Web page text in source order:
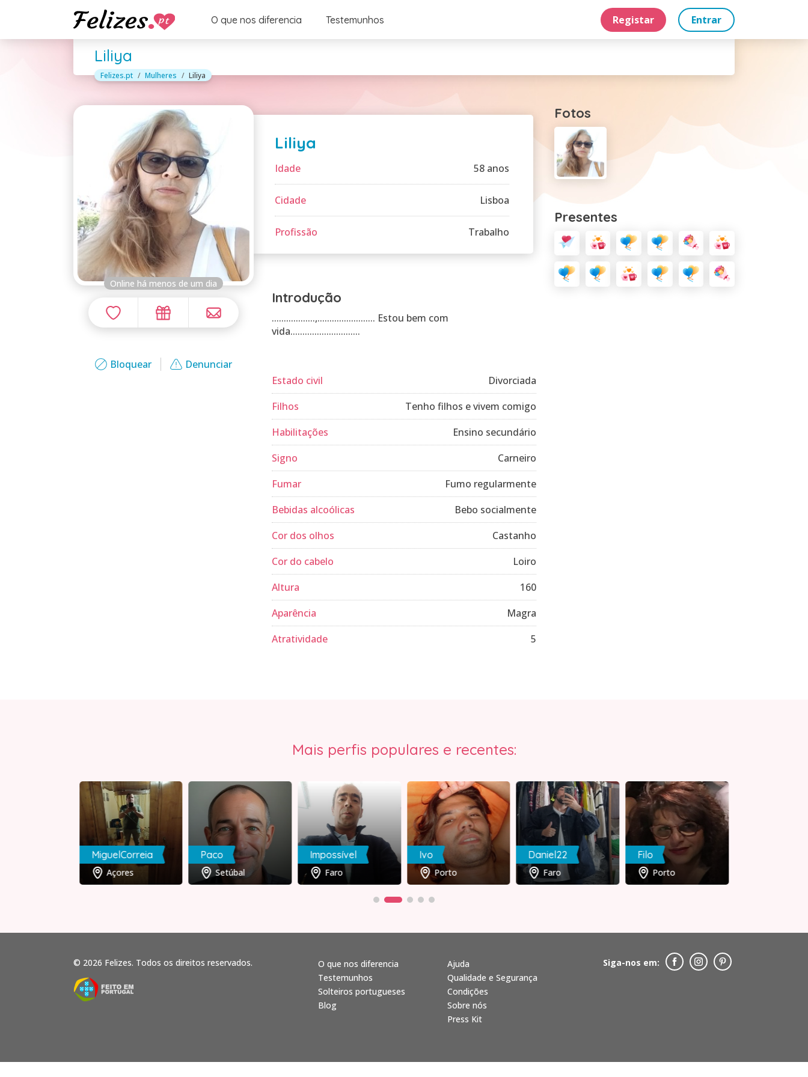
O que nos diferencia Testemunhos Registar Entrar
Liliya
Felizes.pt Mulheres Liliya
Online há menos de um dia
Bloquear Denunciar
Liliya
Idade 58 anos
Cidade Lisboa
Profissão Trabalho
Introdução
..................,........................ Estou bem com
vida.............................
Estado civil
Divorciada
Filhos
Tenho filhos e vivem comigo
Habilitações
Ensino secundário
Signo
Carneiro
Fumar
Fumo regularmente
Bebidas alcoólicas
Bebo socialmente
Cor dos olhos
Castanho
Cor do cabelo
Loiro
Altura
160
Aparência
Magra
Atratividade
5
Fotos
Presentes
Mais perfis populares e recentes:
MiguelCorreia
Açores
Paco
Setúbal
Impossível
Faro
Ivo
Porto
Daniel22
Faro
Filo
Porto
© 2026 Felizes. Todos os direitos reservados.
O que nos diferencia
Testemunhos
Solteiros portugueses
Blog
Ajuda
Qualidade e Segurança
Condições
Sobre nós
Press Kit
Siga-nos em: